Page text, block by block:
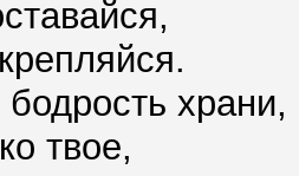
храни,
твое,